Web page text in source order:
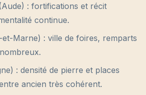
: fortifications et récit
continue.
et-Marne) : ville de foires, remparts
: densité de pierre et places
ancien très cohérent.